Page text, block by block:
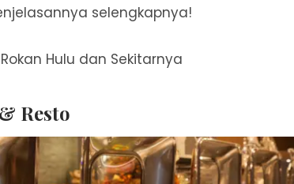
selengkapnya!
Hulu dan Sekitarnya
Resto